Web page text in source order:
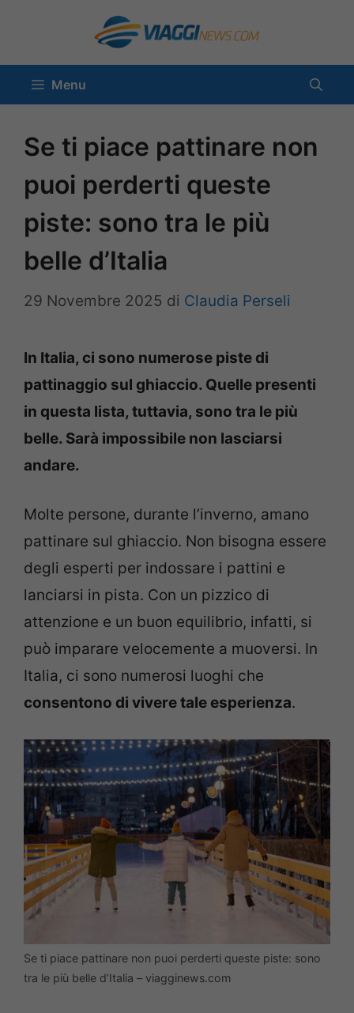
contenuto
Menu
Se ti piace pattinare non
puoi perderti queste
piste: sono tra le più
belle d’Italia
29 Novembre 2025 di Claudia Perseli
In Italia, ci sono numerose piste di
pattinaggio sul ghiaccio. Quelle presenti
in questa lista, tuttavia, sono tra le più
belle. Sarà impossibile non lasciarsi
andare.
Molte persone, durante l’inverno, amano
pattinare sul ghiaccio. Non bisogna essere
degli esperti per indossare i pattini e
lanciarsi in pista. Con un pizzico di
attenzione e un buon equilibrio, infatti, si
può imparare velocemente a muoversi. In
Italia, ci sono numerosi luoghi che
consentono di vivere tale esperienza.
Se ti piace pattinare non puoi perderti queste piste: sono
tra le più belle d’Italia – viagginews.com